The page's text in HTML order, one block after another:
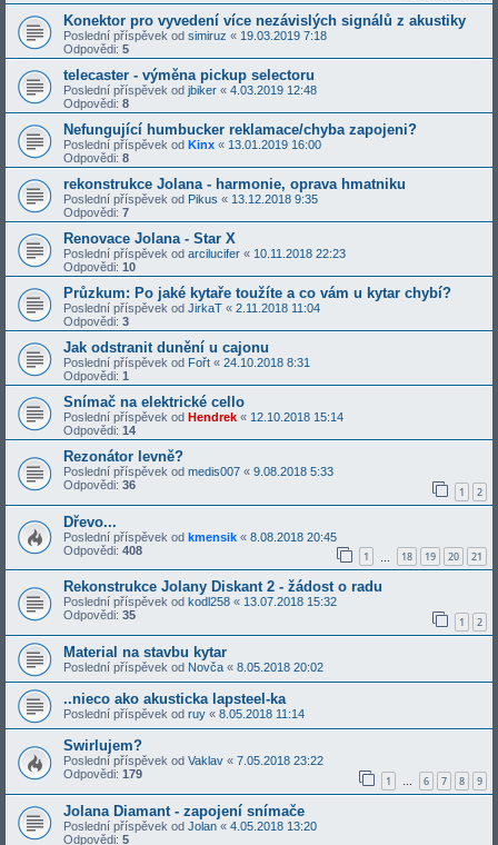
Konektor pro vyvedení více nezávislých signálů z akustiky
Poslední příspěvek od simiruz « 19.03.2019 7:18
Odpovědi: 5
telecaster - výměna pickup selectoru
Poslední příspěvek od jbiker « 4.03.2019 12:48
Odpovědi: 8
Nefungující humbucker reklamace/chyba zapojeni?
Poslední příspěvek od Kinx « 13.01.2019 16:00
Odpovědi: 8
rekonstrukce Jolana - harmonie, oprava hmatniku
Poslední příspěvek od Pikus « 13.12.2018 9:35
Odpovědi: 7
Renovace Jolana - Star X
Poslední příspěvek od arcilucifer « 10.11.2018 22:23
Odpovědi: 10
Průzkum: Po jaké kytaře toužíte a co vám u kytar chybí?
Poslední příspěvek od JirkaT « 2.11.2018 11:04
Odpovědi: 3
Jak odstranit dunění u cajonu
Poslední příspěvek od Fořt « 24.10.2018 8:31
Odpovědi: 1
Snímač na elektrické cello
Poslední příspěvek od Hendrek « 12.10.2018 15:14
Odpovědi: 14
Rezonátor levně?
Poslední příspěvek od medis007 « 9.08.2018 5:33
Odpovědi: 36 1 2
Dřevo...
Poslední příspěvek od kmensik « 8.08.2018 20:45
Odpovědi: 408 1 18 19 20 21
Rekonstrukce Jolany Diskant 2 - žádost o radu
Poslední příspěvek od kodl258 « 13.07.2018 15:32
Odpovědi: 35 1 2
Material na stavbu kytar
Poslední příspěvek od Novča « 8.05.2018 20:02
..nieco ako akusticka lapsteel-ka
Poslední příspěvek od ruy « 8.05.2018 11:14
Swirlujem?
Poslední příspěvek od Vaklav « 7.05.2018 23:22
Odpovědi: 179 1 … 6 7 8 9
Jolana Diamant - zapojení snímače
Poslední příspěvek od Jolan « 4.05.2018 13:20
Odpovědi: 5